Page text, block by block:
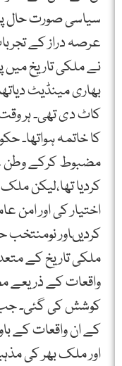
عرصہ دراز کے
نے ملکی تاریخ میں
بھاری مینڈیٹ
کاٹ دی تھی۔ ہر
کا خاتمہ ہواتھا۔
مضبوط کرکے وطن
کردیا تھا،لیکن
اختیار کی اور امن
کردیںاور نومنتخب
ملکی تاریخ کے
واقعات کے ذریعے
کوشش کی گئی۔
کے ان واقعات کے
اور ملک بھر کی